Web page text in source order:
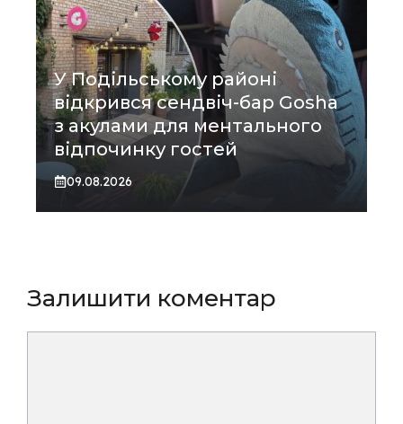
У Подільському районі
відкрився сендвіч-бар Gosha
з акулами для ментального
відпочинку гостей
09.08.2026
Залишити коментар